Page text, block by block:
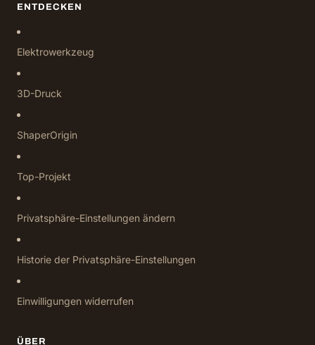
ENTDECKEN
Elektrowerkzeug
3D-Druck
ShaperOrigin
Top-Projekt
Privatsphäre-Einstellungen ändern
Historie der Privatsphäre-Einstellungen
Einwilligungen widerrufen
ÜBER